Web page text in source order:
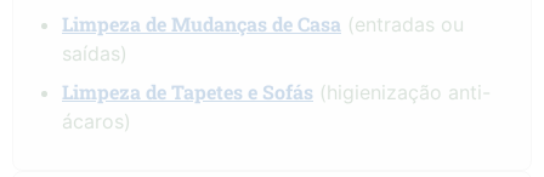
Limpeza de Mudanças de Casa (entradas ou
saídas)
Limpeza de Tapetes e Sofás (higienização anti-
ácaros)